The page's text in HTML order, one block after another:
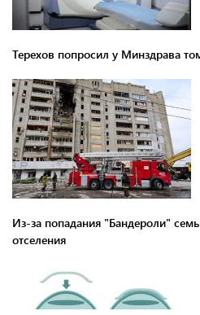
Терехов попросил у Минздрава
Из-за попадания "Бандероли"
отселения